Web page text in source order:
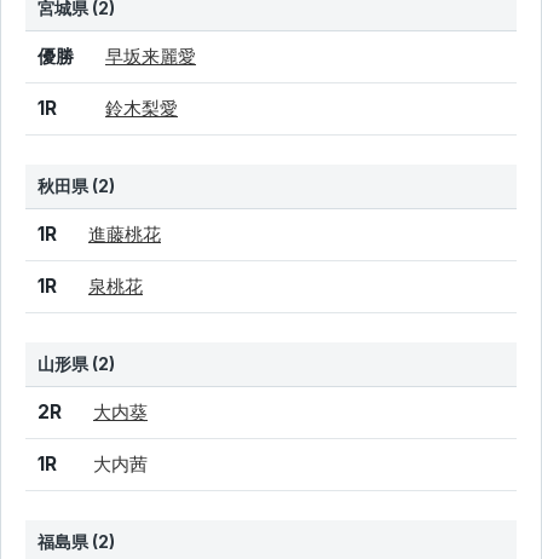
宮城県 (2)
結果 シード 選手名
優勝 早坂来麗愛
1R 鈴木梨愛
秋田県 (2)
結果 シード 選手名
1R 進藤桃花
1R 泉桃花
山形県 (2)
結果 シード
2R 大内葵
1R 大内茜
福島県 (2)